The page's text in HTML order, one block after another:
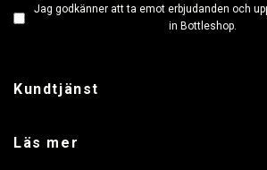
Jag godkänner att ta emot erbjudanden och
in Bottleshop.
Kundtjänst
Läs mer